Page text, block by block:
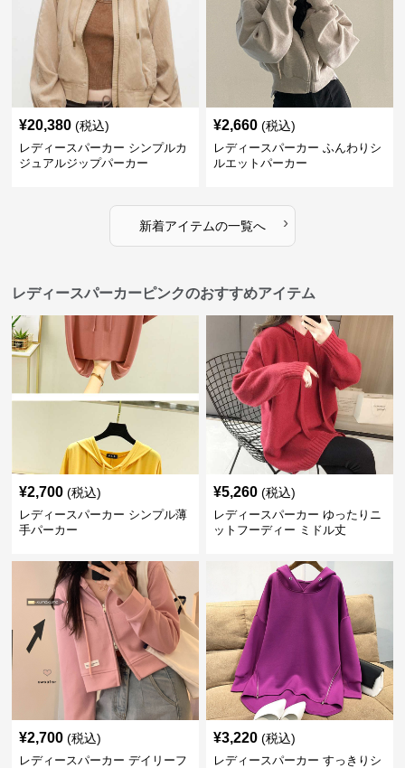
¥20,380 (税込)
レディースパーカー シンプルカ
ジュアルジップパーカー
¥2,660 (税込)
レディースパーカー ふんわりシ
ルエットパーカー
新着アイテムの一覧へ ›
レディースパーカーピンクのおすすめアイテム
¥2,700 (税込)
レディースパーカー シンプル薄
手パーカー
¥5,260 (税込)
レディースパーカー ゆったりニ
ットフーディー ミドル丈
¥2,700 (税込)
レディースパーカー デイリーフ
¥3,220 (税込)
レディースパーカー すっきりシ